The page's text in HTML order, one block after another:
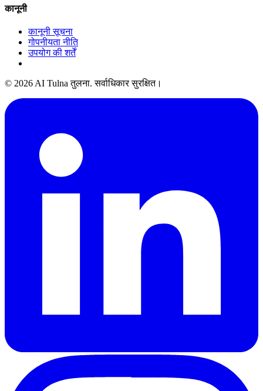
कानूनी
कानूनी सूचना
गोपनीयता नीति
उपयोग की शर्तें
© 2026 AI Tulna तुलना. सर्वाधिकार सुरक्षित।